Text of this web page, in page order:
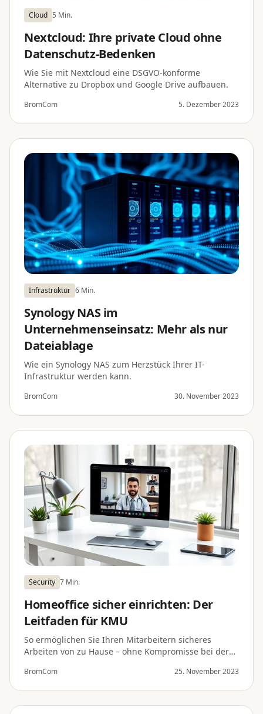
Cloud 5 Min.
Nextcloud: Ihre private Cloud ohne
Datenschutz-Bedenken
Wie Sie mit Nextcloud eine DSGVO-konforme
Alternative zu Dropbox und Google Drive aufbauen.
BromCom 5. Dezember 2023
Infrastruktur 6 Min.
Synology NAS im
Unternehmenseinsatz: Mehr als nur
Dateiablage
Wie ein Synology NAS zum Herzstück Ihrer IT-
Infrastruktur werden kann.
BromCom 30. November 2023
Security 7 Min.
Homeoffice sicher einrichten: Der
Leitfaden für KMU
So ermöglichen Sie Ihren Mitarbeitern sicheres
Arbeiten von zu Hause – ohne Kompromisse bei der
BromCom 25. November 2023